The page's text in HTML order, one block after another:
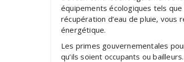
équipements écologiques tels
récupération d’eau de pluie,
énergétique.
Les primes gouvernementales
qu’ils soient occupants ou